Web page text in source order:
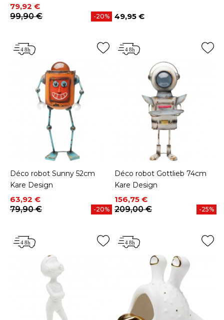
Prix
79,92 €
Prix de base
99,90 €
-20% Prix
49,95 €
Déco robot Sunny 52cm
Kare Design
Prix
63,92 €
Prix de base
79,90 €
-20%
Déco robot Gottlieb 74cm
Kare Design
Prix
156,75 €
Prix de base
209,00 €
-25%